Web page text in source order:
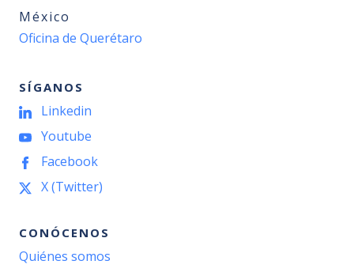
México
Oficina de Querétaro
SÍGANOS
Linkedin
Youtube
Facebook
X (Twitter)
CONÓCENOS
Quiénes somos